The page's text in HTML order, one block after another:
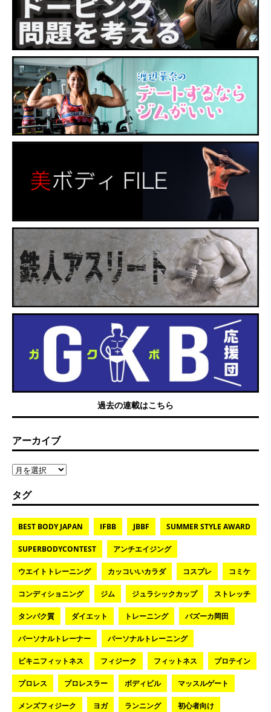
過去の連載はこちら
アーカイブ
タグ
BEST BODY JAPAN IFBB JBBF SUMMER STYLE AWARD
SUPERBODYCONTEST アンチエイジング
ウエイトトレーニング カッコいいカラダ コスプレ コミケ
コンディショニング ジム ジュラシックカップ ストレッチ
タンパク質 ダイエット トレーニング バズーカ岡田
パーソナルトレーナー パーソナルトレーニング
ビキニフィットネス フィジーク フィットネス プロテイン
プロレス プロレスラー ボディビル マッスルゲート
メンズフィジーク ヨガ ランニング 初心者向け